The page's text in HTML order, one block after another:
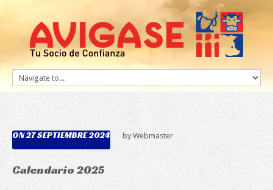
by Webmaster
ON 27 SEPTIEMBRE 2024
Calendario 2025